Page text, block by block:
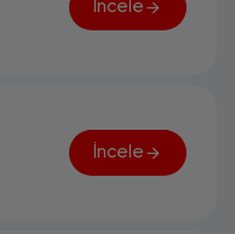
İncele
İncele